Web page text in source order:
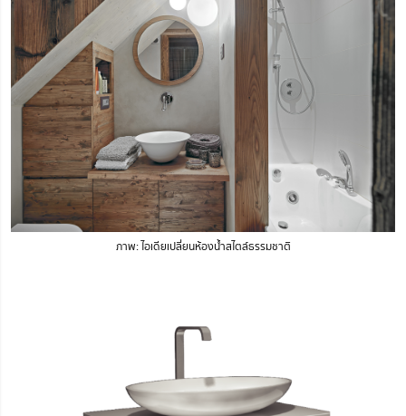
ภาพ: ไอเดียเปลี่ยนห้องน้ำสไตล์ธรรมชาติ